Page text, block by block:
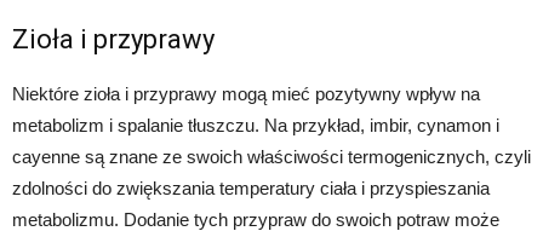
Zioła i przyprawy
Niektóre zioła i przyprawy mogą mieć pozytywny wpływ na
metabolizm i spalanie tłuszczu. Na przykład, imbir, cynamon i
cayenne są znane ze swoich właściwości termogenicznych, czyli
zdolności do zwiększania temperatury ciała i przyspieszania
metabolizmu. Dodanie tych przypraw do swoich potraw może